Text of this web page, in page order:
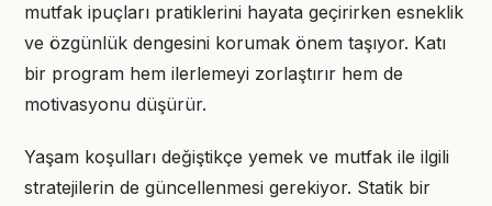
mutfak ipuçları pratiklerini hayata geçirirken esneklik
ve özgünlük dengesini korumak önem taşıyor. Katı
bir program hem ilerlemeyi zorlaştırır hem de
motivasyonu düşürür.
Yaşam koşulları değiştikçe yemek ve mutfak ile ilgili
stratejilerin de güncellenmesi gerekiyor. Statik bir